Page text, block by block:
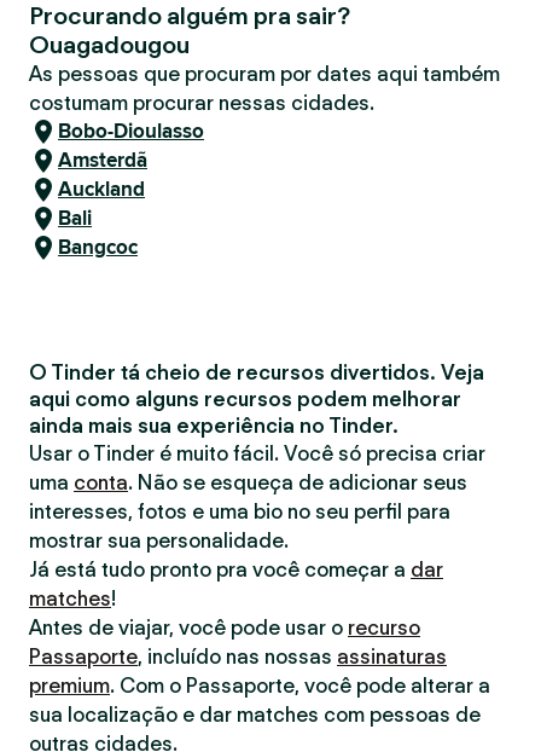
Procurando alguém pra sair?
Ouagadougou
As pessoas que procuram por dates aqui também
costumam procurar nessas cidades.
Bobo-Dioulasso
Amsterdã
Auckland
Bali
Bangcoc
O Tinder tá cheio de recursos divertidos. Veja
aqui como alguns recursos podem melhorar
ainda mais sua experiência no Tinder.
Usar o Tinder é muito fácil. Você só precisa criar
uma conta. Não se esqueça de adicionar seus
interesses, fotos e uma bio no seu perfil para
mostrar sua personalidade.
Já está tudo pronto pra você começar a dar
matches!
Antes de viajar, você pode usar o recurso
Passaporte, incluído nas nossas assinaturas
premium. Com o Passaporte, você pode alterar a
sua localização e dar matches com pessoas de
outras cidades.